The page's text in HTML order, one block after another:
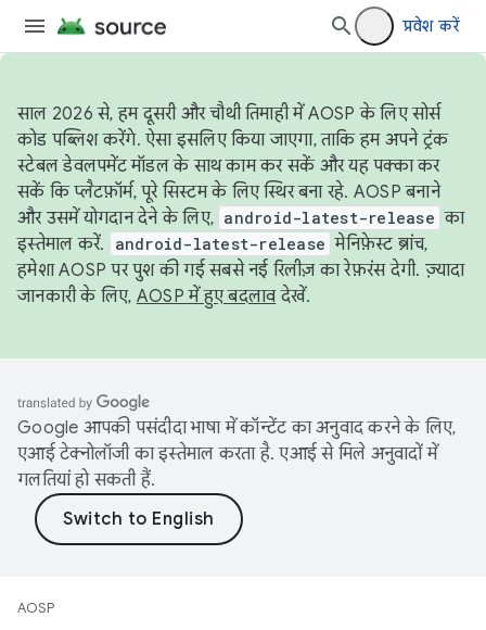
प्रवेश करें
साल 2026 से, हम दूसरी और चौथी तिमाही में AOSP के लिए सोर्स
कोड पब्लिश करेंगे. ऐसा इसलिए किया जाएगा, ताकि हम अपने ट्रंक
स्टेबल डेवलपमेंट मॉडल के साथ काम कर सकें और यह पक्का कर
सकें कि प्लैटफ़ॉर्म, पूरे सिस्टम के लिए स्थिर बना रहे. AOSP बनाने
और उसमें योगदान देने के लिए, android-latest-release का
इस्तेमाल करें.
android-latest-release मेनिफ़ेस्ट ब्रांच,
हमेशा AOSP पर पुश की गई सबसे नई रिलीज़ का रेफ़रंस देगी. ज़्यादा
जानकारी के लिए, AOSP में हुए बदलावदेखें.
Google आपकी पसंदीदा भाषा में कॉन्टेंट का अनुवाद करने के लिए,
एआई टेक्नोलॉजी का इस्तेमाल करता है. एआई से मिले अनुवादों में
गलतियां हो सकती हैं.
AOSP